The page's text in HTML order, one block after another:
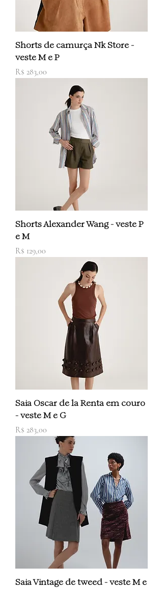
Shorts de camurça Nk Store -
veste M e P
Preço
R$ 283,00
Shorts Alexander Wang - veste P
e M
Preço
R$ 129,00
Saia Oscar de la Renta em couro
- veste M e G
Preço
R$ 283,00
Saia Vintage de tweed - veste M e